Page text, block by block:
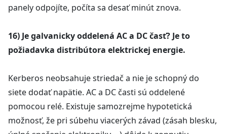
panely odpojíte, počíta sa desať minút znova.
16) Je galvanicky oddelená AC a DC časť? Je to
požiadavka distribútora elektrickej energie.
Kerberos neobsahuje striedač a nie je schopný do
siete dodať napätie. AC a DC časti sú oddelené
pomocou relé. Existuje samozrejme hypotetická
možnosť, že pri súbehu viacerých závad (zásah blesku,